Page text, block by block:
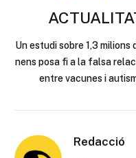
Un estudi sobre 1,3 milions
nens posa fi a la falsa
entre vacunes i
Redacció